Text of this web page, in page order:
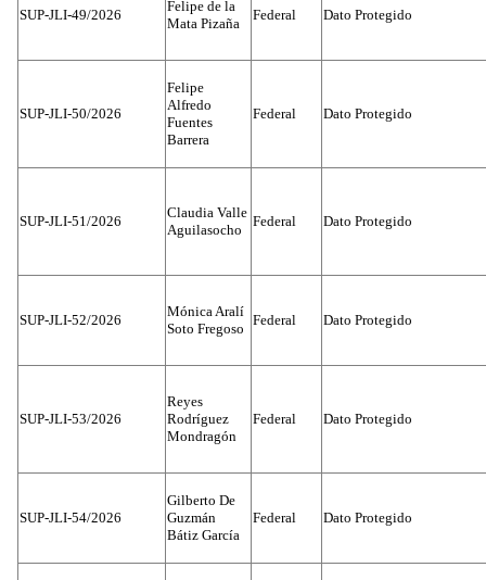
SUP-JLI-49/2026
Felipe de la
Mata Pizaña
Federal Dato Protegido
SUP-JLI-50/2026
Felipe
Alfredo
Fuentes
Barrera
Federal Dato Protegido
SUP-JLI-51/2026
Claudia Valle
Aguilasocho
Federal Dato Protegido
SUP-JLI-52/2026
Mónica Aralí
Soto Fregoso
Federal Dato Protegido
SUP-JLI-53/2026
Reyes
Rodríguez
Mondragón
Federal Dato Protegido
SUP-JLI-54/2026
Gilberto De
Guzmán
Bátiz García
Federal Dato Protegido